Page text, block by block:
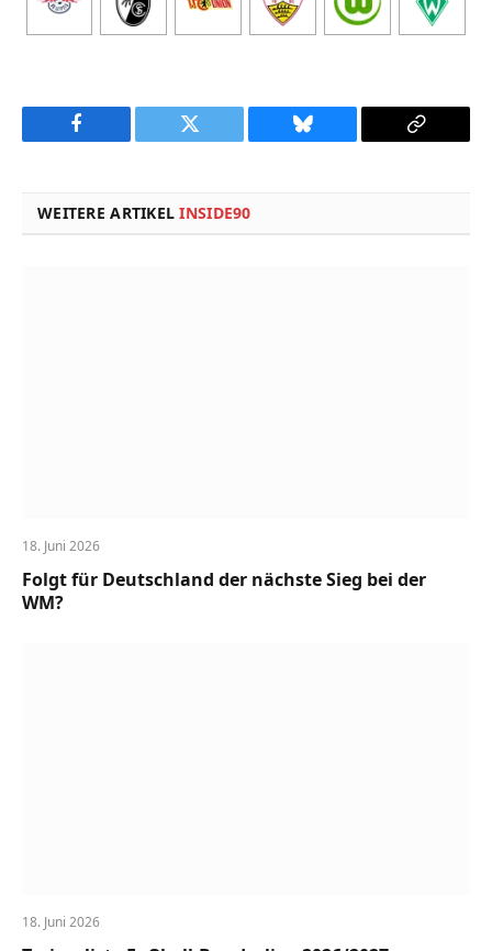
Facebook Twitter Bluesky
Copy
WEITERE ARTIKELINSIDE90
18. Juni 2026
Folgt für Deutschland der nächste Sieg bei der
WM?
18. Juni 2026